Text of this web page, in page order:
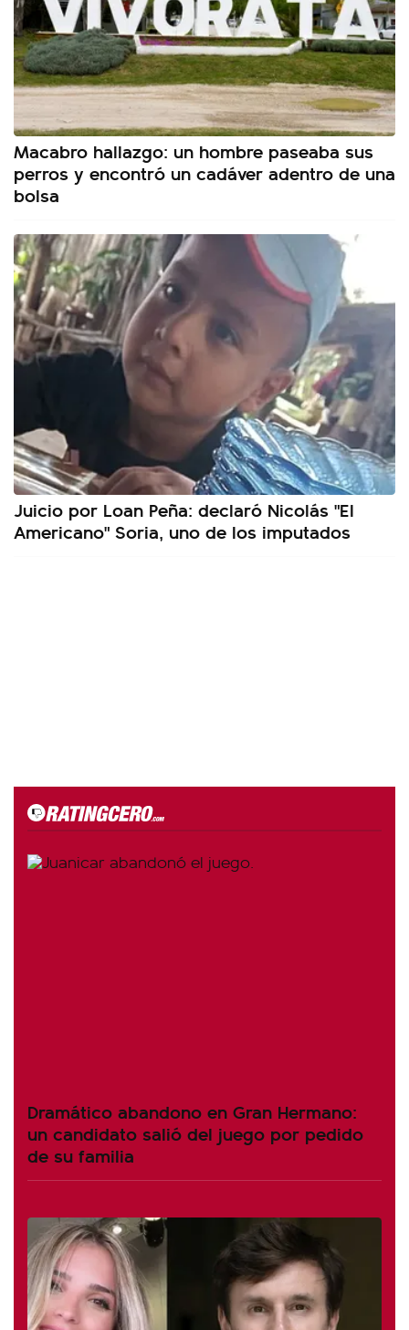
Macabro hallazgo: un hombre paseaba sus
perros y encontró un cadáver adentro de una
bolsa
Juicio por Loan Peña: declaró Nicolás "El
Americano" Soria, uno de los imputados
Dramático abandono en Gran Hermano:
un candidato salió del juego por pedido
de su familia